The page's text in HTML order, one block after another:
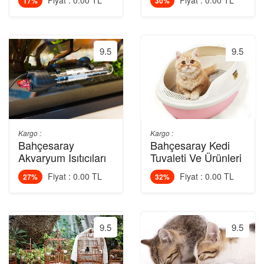
9.5
Kargo :
Bahçesaray
Akvaryum Isıtıcıları
27% Fiyat : 0.00 TL
9.5
9.5
Kargo :
Bahçesaray Kedi
Tuvaleti Ve Ürünleri
32% Fiyat : 0.00 TL
9.5